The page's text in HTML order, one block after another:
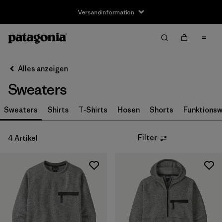
Versandinformation
Filter by
Größe
S (4)
M (3)
XL (4)
XXL (3)
Alles anzeigen
Sweaters
Sweaters Shirts T-Shirts Hosen Shorts
4 Artikel Filter